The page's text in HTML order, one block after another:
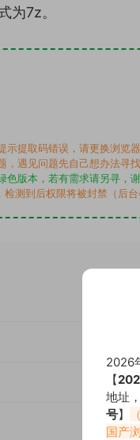
为7z。
提取码错误，请更换浏览器
遇见问题先自己想办法寻找
版本，若有需求请另寻，谢
测到后权限将被封禁（后台
2026
【
地址
号】
国产